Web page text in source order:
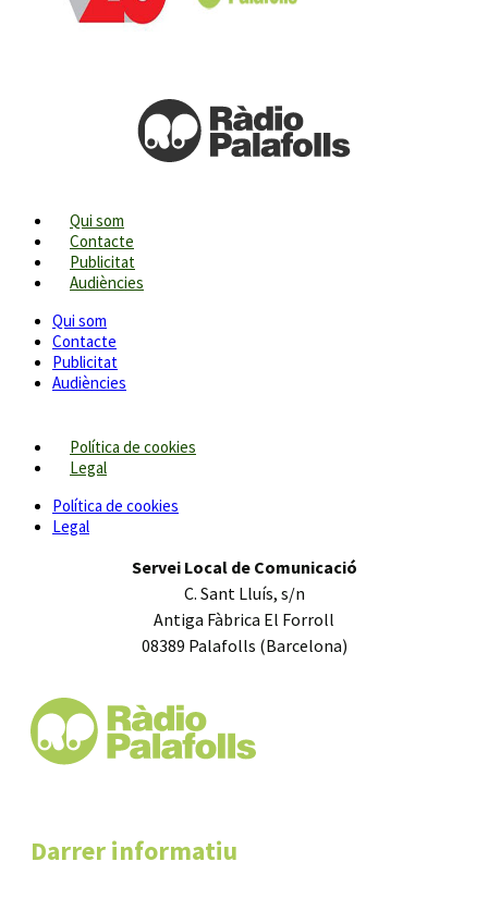
Qui som
Contacte
Publicitat
Audiències
Qui som
Contacte
Publicitat
Audiències
Política de cookies
Legal
Política de cookies
Legal
Servei Local de Comunicació
C. Sant Lluís, s/n
Antiga Fàbrica El Forroll
08389 Palafolls (Barcelona)
Darrer informatiu